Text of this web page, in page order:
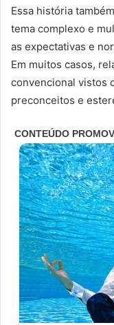
Essa história
tema complexo e
as expectativas e
Em muitos casos,
convencional vistos
preconceitos e